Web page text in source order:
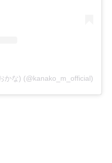
かな) (@kanako_m_official)